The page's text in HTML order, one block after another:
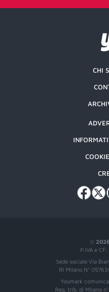
©
P.IVA e
Sede sociale Via
RI Milano N°
Youmark
Reg. trib. di Milano
CHI